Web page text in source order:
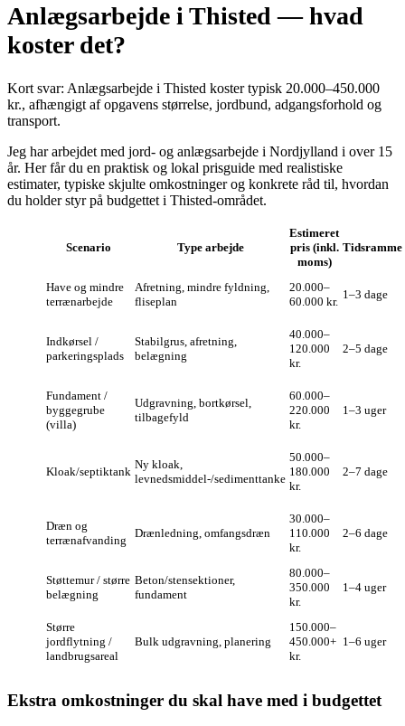
Anlægsarbejde i Thisted — hvad
koster det?
Kort svar: Anlægsarbejde i Thisted koster typisk 20.000–450.000
kr., afhængigt af opgavens størrelse, jordbund, adgangsforhold og
transport.
Jeg har arbejdet med jord- og anlægsarbejde i Nordjylland i over 15
år. Her får du en praktisk og lokal prisguide med realistiske
estimater, typiske skjulte omkostninger og konkrete råd til, hvordan
du holder styr på budgettet i Thisted-området.
Scenario Type arbejde
Estimeret
pris (inkl.
moms)
Tidsramme
Have og mindre
terrænarbejde
Afretning, mindre fyldning,
fliseplan
20.000–
60.000 kr.
1–3 dage
Indkørsel /
parkeringsplads
Stabilgrus, afretning,
belægning
40.000–
120.000
kr.
2–5 dage
Fundament /
byggegrube
(villa)
Udgravning, bortkørsel,
tilbagefyld
60.000–
220.000
kr.
1–3 uger
Kloak/septiktank
Ny kloak,
levnedsmiddel-/sedimenttanke
50.000–
180.000
kr.
2–7 dage
Dræn og
terrænafvanding
Drænledning, omfangsdræn
30.000–
110.000
kr.
2–6 dage
Støttemur / større
belægning
Beton/stensektioner,
fundament
80.000–
350.000
kr.
1–4 uger
Større
jordflytning /
landbrugsareal
Bulk udgravning, planering
150.000–
450.000+
kr.
1–6 uger
Ekstra omkostninger du skal have med i budgettet